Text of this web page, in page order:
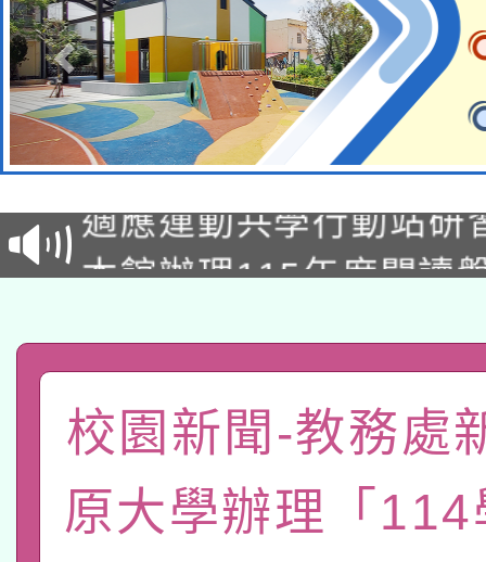
本校115學年度第2次
招甄選結果公告(無人
招)
適應運動共學行動站研
本館辦理115年度閱讀
礎課程
A3數位素養講師名單
「數位內容與教學軟體
pilot」
有關大陸委員會函釋公
薪期間赴陸應申請許可
轉知經濟部水利署委託
校園新聞-教務處
原大學辦理「